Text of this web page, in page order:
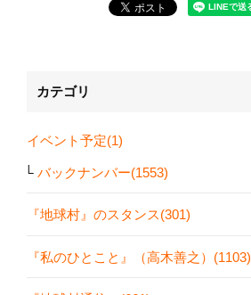
カテゴリ
イベント予定(1)
バックナンバー(1553)
『地球村』のスタンス(301)
『私のひとこと』（高木善之）(1103)